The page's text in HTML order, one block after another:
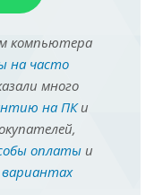
компьютера
на часто
много
на ПКи
оплатыи